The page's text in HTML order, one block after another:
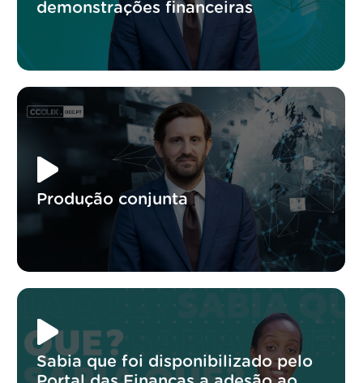
demonstrações financeiras
Produção conjunta
Sabia que foi disponibilizado pelo